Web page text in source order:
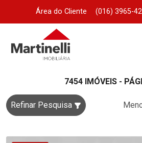
Área do Cliente (016) 3965-
7454 IMÓVEIS -
Refinar Pesquisa